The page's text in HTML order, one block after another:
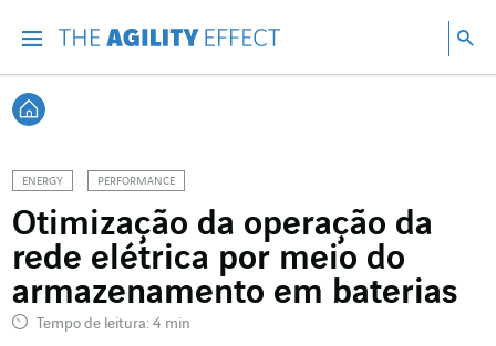
Voltar à página inicial
ENERGY PERFORMANCE
Otimização da operação da
rede elétrica por meio do
armazenamento em baterias
Tempo de leitura: 4 min